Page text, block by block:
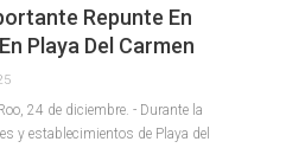
Repunte En
Playa Del Carmen
24 de diciembre. - Durante la
y establecimientos de Playa del